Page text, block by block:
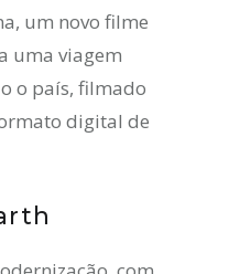
um novo filme
uma viagem
o país, filmado
digital de